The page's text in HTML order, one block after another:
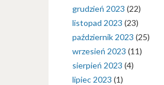
grudzień 2023 (22)
listopad 2023 (23)
październik 2023 (25)
wrzesień 2023 (11)
sierpień 2023 (4)
lipiec 2023 (1)